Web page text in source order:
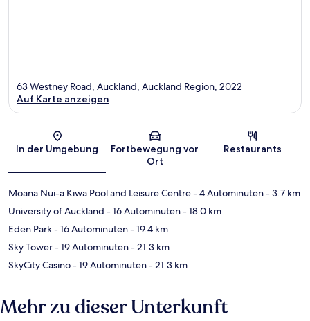
Karte
63 Westney Road, Auckland, Auckland Region, 2022
Auf Karte anzeigen
In der Umgebung
Fortbewegung vor
Ort
Restaurants
Moana Nui-a Kiwa Pool and Leisure Centre- 4 Autominuten- 3.7 km
University of Auckland - 16 Autominuten- 18.0 km
Eden Park- 16 Autominuten- 19.4 km
Sky Tower- 19 Autominuten- 21.3 km
SkyCity Casino- 19 Autominuten- 21.3 km
Mehr zu dieser Unterkunft